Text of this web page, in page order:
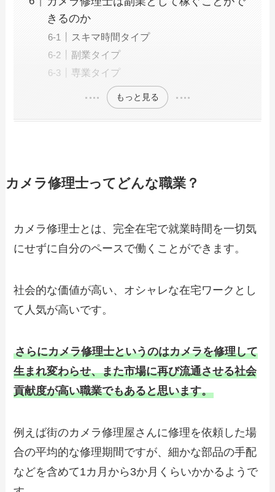
きるのか
スキマ時間タイプ
副業タイプ
専業タイプ
もっと見る
カメラ修理士ってどんな職業？
カメラ修理士とは、完全在宅で就業時間を一切気
にせずに自分のペースで働くことができます。
社会的な価値が高い、オシャレな在宅ワークとし
て人気が高いです。
さらにカメラ修理士というのはカメラを修理して
生まれ変わらせ、また市場に再び流通させる社会
貢献度が高い職業でもあると思います。
例えば街のカメラ修理屋さんに修理を依頼した場
合の平均的な修理期間ですが、細かな部品の手配
などを含めて1カ月から3か月くらいかかるようで